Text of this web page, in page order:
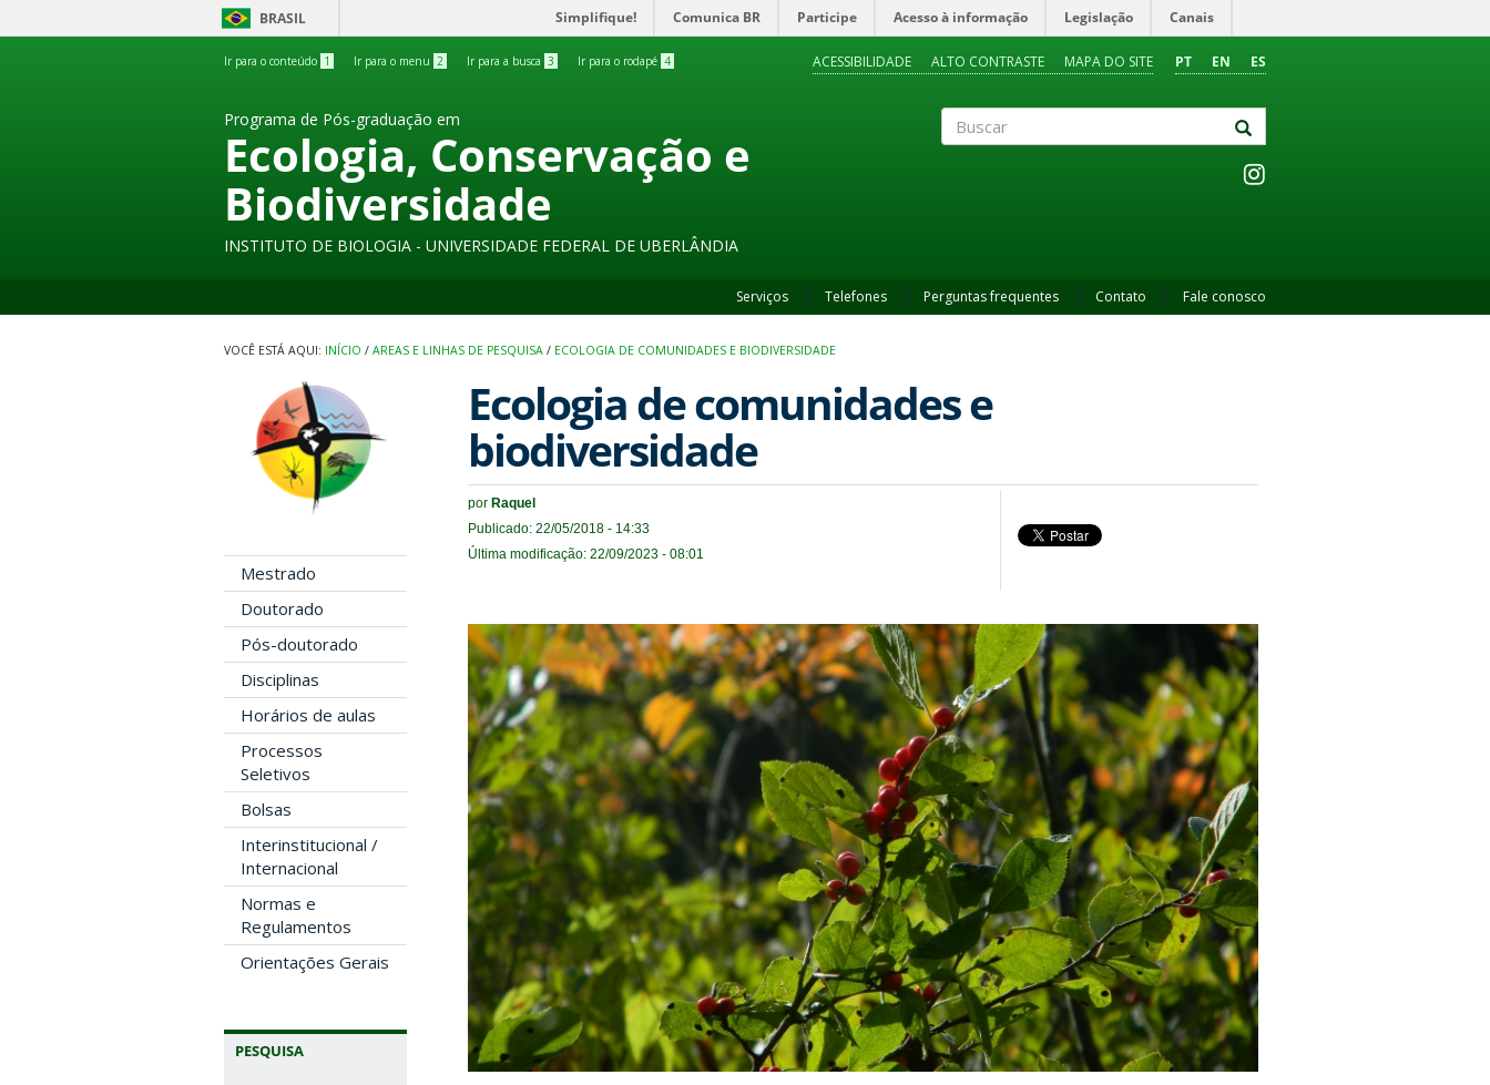
BRASIL Simplifique! Comunica BR Participe Acesso à informação Legislação Canais
Ir para o conteúdo 1 Ir para o menu 2 Ir para a busca 3 Ir para o rodapé 4 PT EN ES
ACESSIBILIDADE ALTO CONTRASTE MAPA DO SITE
Programa de Pós-graduação em
Ecologia, Conservação e
Biodiversidade
INSTITUTO DE BIOLOGIA - UNIVERSIDADE FEDERAL DE UBERLÂNDIA
Serviços Telefones Perguntas frequentes Contato Fale conosco
INÍCIO / AREAS E LINHAS DE PESQUISA / ECOLOGIA DE COMUNIDADES E BIODIVERSIDADE
Mestrado
Doutorado
Pós-doutorado
Disciplinas
Horários de aulas
Processos
Seletivos
Bolsas
Interinstitucional /
Internacional
Normas e
Regulamentos
Orientações Gerais
PESQUISA
Ecologia de comunidades e
biodiversidade
por Raquel
Publicado: 22/05/2018 - 14:33
Última modificação: 22/09/2023 - 08:01